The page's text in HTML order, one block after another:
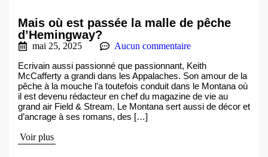
Mais où est passée la malle de pêche
d’Hemingway?
mai 25, 2025
Aucun commentaire
Ecrivain aussi passionné que passionnant, Keith
McCafferty a grandi dans les Appalaches. Son amour de la
pêche à la mouche l’a toutefois conduit dans le Montana où
il est devenu rédacteur en chef du magazine de vie au
grand air Field & Stream. Le Montana sert aussi de décor et
d’ancrage à ses romans, des […]
Voir plus